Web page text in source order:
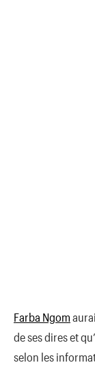
Farba Ngom
de ses dires et
selon les